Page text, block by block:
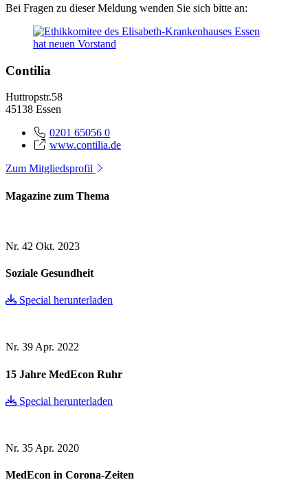
Bei Fragen zu dieser Meldung wenden Sie sich bitte an:
Contilia
Huttropstr.58
45138 Essen
0201 65056 0
www.contilia.de
Zum Mitgliedsprofil
Magazine zum Thema
Nr. 42 Okt. 2023
Soziale Gesundheit
Special herunterladen
Nr. 39Apr. 2022
15 Jahre MedEcon Ruhr
Special herunterladen
Nr. 35 Apr. 2020
MedEcon in Corona-Zeiten